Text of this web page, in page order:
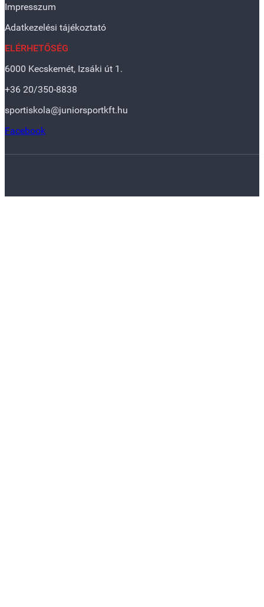
Impresszum
Adatkezelési tájékoztató
ELÉRHETŐSÉG
6000 Kecskemét, Izsáki út 1.
+36 20/350-8838
sportiskola@juniorsportkft.hu
Facebook